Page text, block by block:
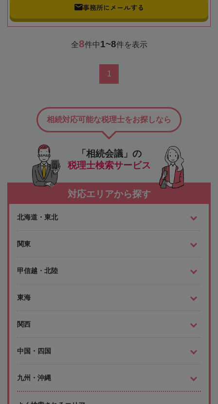
事務所にメールする
全8件中1~8件を表示
1
「相続会議」の
税理士検索サービス
相続対応可能な税理士をお探しなら
対応エリアから探す
北海道・東北
関東
甲信越・北陸
東海
関西
中国・四国
九州・沖縄